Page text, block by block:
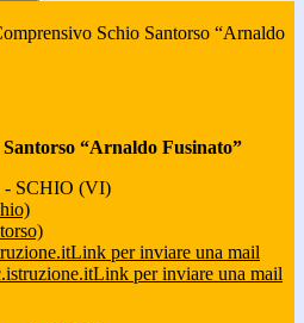
Schio Santorso “Arnaldo
“Arnaldo Fusinato”
- SCHIO (VI)
Link per inviare una mail
Link per inviare una mail